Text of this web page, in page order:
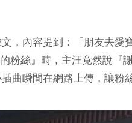
，內容提到：「朋友去愛
粉絲』時，主汪竟然說『
曲瞬間在網路上傳，讓粉